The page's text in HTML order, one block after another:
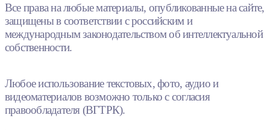
Все права на любые материалы, опубликованные на сайте,
защищены в соответствии с российским и
международным законодательством об интеллектуальной
собственности.
Любое использование текстовых, фото, аудио и
видеоматериалов возможно только с согласия
правообладателя (ВГТРК).